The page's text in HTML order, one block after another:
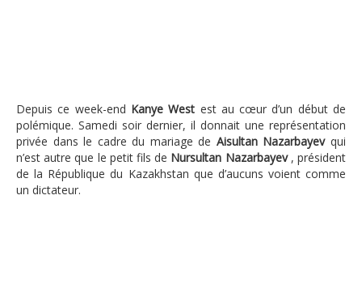
Depuis ce week-end Kanye West est au cœur d’un début de
polémique. Samedi soir dernier, il donnait une représentation
privée dans le cadre du mariage de Aisultan Nazarbayevqui
n’est autre que le petit fils de Nursultan Nazarbayev, président
de la République du Kazakhstan que d’aucuns voient comme
un dictateur.